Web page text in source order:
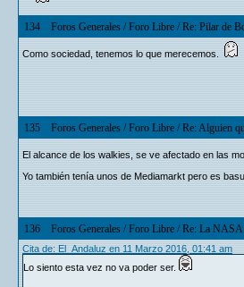
134 Foros Generales /Foro Libre /Re: Pilar de
Como sociedad, tenemos lo que merecemos.
135 Foros Generales /Foro Libre /Re: Alguien
El alcance de los walkies, se ve afectado en las
Yo también tenía unos de Mediamarkt pero es
136 Foros Generales /Foro Libre /Re: La NASA
Cita de: El_Andaluz en 11 Marzo 2016, 01:41 am
Lo siento esta vez no va poder ser.